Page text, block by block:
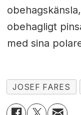
obehagligt
med sina
JOSEF FARES